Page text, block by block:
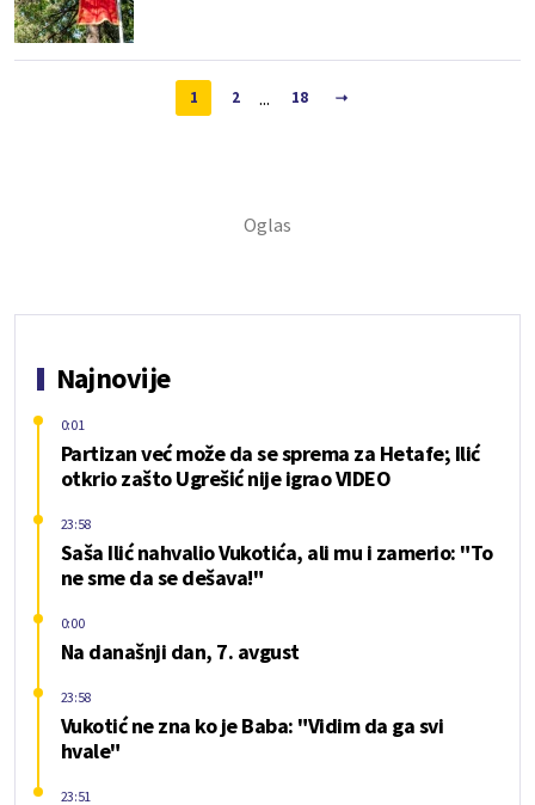
1 2 ... 18
Najnovije
Partizan već može da se sprema za Hetafe; Ilić
otkrio zašto Ugrešić nije igrao VIDEO
0:01
Saša Ilić nahvalio Vukotića, ali mu i zamerio: "To
ne sme da se dešava!"
23:58
Na današnji dan, 7. avgust
0:00
Vukotić ne zna ko je Baba: "Vidim da ga svi
hvale"
23:58
23:51